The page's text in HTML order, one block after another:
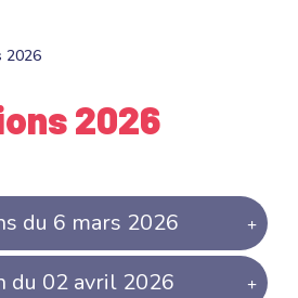
2026
2026
du 6 mars 2026
du 02 avril 2026